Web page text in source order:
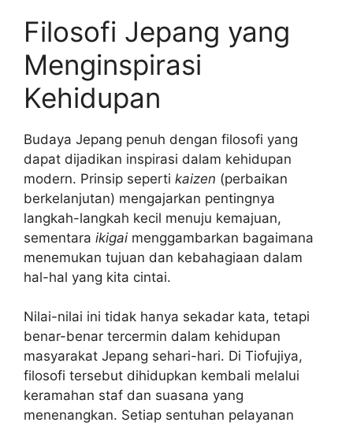
Filosofi Jepang yang
Menginspirasi
Kehidupan
Budaya Jepang penuh dengan filosofi yang
dapat dijadikan inspirasi dalam kehidupan
modern. Prinsip seperti kaizen (perbaikan
berkelanjutan) mengajarkan pentingnya
langkah-langkah kecil menuju kemajuan,
sementara ikigai menggambarkan bagaimana
menemukan tujuan dan kebahagiaan dalam
hal-hal yang kita cintai.
Nilai-nilai ini tidak hanya sekadar kata, tetapi
benar-benar tercermin dalam kehidupan
masyarakat Jepang sehari-hari. Di Tiofujiya,
filosofi tersebut dihidupkan kembali melalui
keramahan staf dan suasana yang
menenangkan. Setiap sentuhan pelayanan